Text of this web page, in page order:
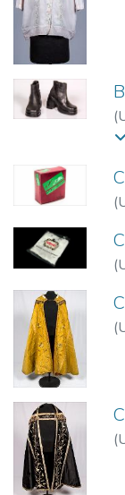
(
(
(
(
(